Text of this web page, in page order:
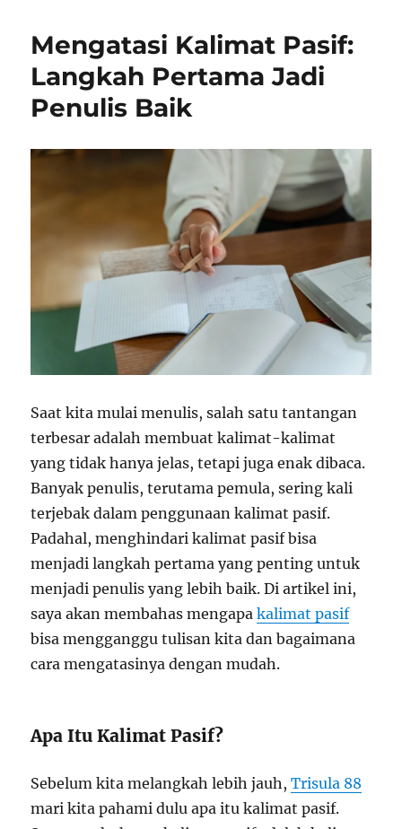
Mengatasi Kalimat Pasif:
Langkah Pertama Jadi
Penulis Baik
Saat kita mulai menulis, salah satu tantangan
terbesar adalah membuat kalimat-kalimat
yang tidak hanya jelas, tetapi juga enak dibaca.
Banyak penulis, terutama pemula, sering kali
terjebak dalam penggunaan kalimat pasif.
Padahal, menghindari kalimat pasif bisa
menjadi langkah pertama yang penting untuk
menjadi penulis yang lebih baik. Di artikel ini,
saya akan membahas mengapakalimat pasif
bisa mengganggu tulisan kita dan bagaimana
cara mengatasinya dengan mudah.
Apa Itu Kalimat Pasif?
Sebelum kita melangkah lebih jauh,Trisula 88
mari kita pahami dulu apa itu kalimat pasif.